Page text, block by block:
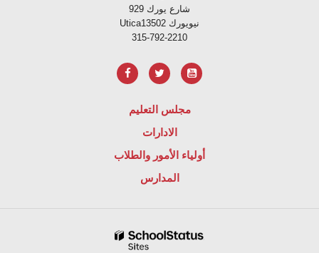
929 شارع يورك
Uticaنيويورك 13502
315-792-2210
مجلس التعليم
الادارات
أولياء الأمور والطلاب
المدارس